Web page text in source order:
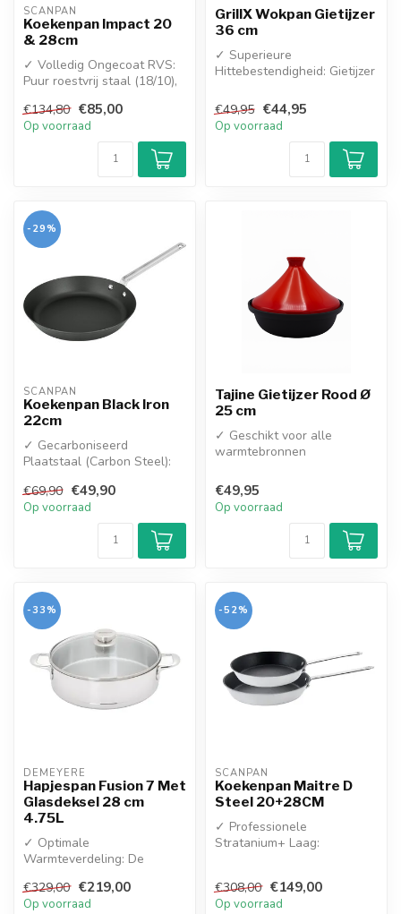
SCANPAN
Koekenpan Impact 20
& 28cm
✓ Volledig Ongecoat RVS:
Puur roestvrij staal (18/10),
gegaran...
€134,80 €85,00
Op voorraad
GrillX Wokpan Gietijzer
36 cm
✓ Superieure
Hittebestendigheid: Gietijzer
en houdt de w...
€49,95 €44,95
Op voorraad
-29%
SCANPAN
Koekenpan Black Iron
22cm
✓ Gecarboniseerd
Plaatstaal (Carbon Steel):
eigenschapp...
€69,90 €49,90
Op voorraad
Tajine Gietijzer Rood Ø
25 cm
✓ Geschikt voor alle
warmtebronnen
€49,95
Op voorraad
-33%
DEMEYERE
Hapjespan Fusion 7 Met
Glasdeksel 28 cm
4.75L
✓ Optimale
Warmteverdeling: De
bodem zorgt voor een sne...
€329,00 €219,00
Op voorraad
-52%
SCANPAN
Koekenpan Maitre D
Steel 20+28CM
✓ Professionele
Stratanium+ Laag:
€308,00 €149,00
Op voorraad